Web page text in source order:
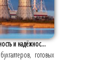
и надёжнос...
готовых